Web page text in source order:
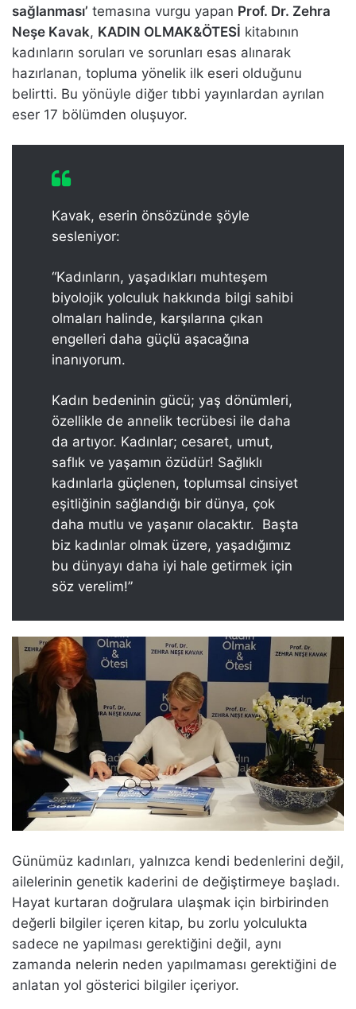
sağlanması’ temasına vurgu yapan Prof. Dr. Zehra
Neşe Kavak, KADIN OLMAK&ÖTESİ kitabının
kadınların soruları ve sorunları esas alınarak
hazırlanan, topluma yönelik ilk eseri olduğunu
belirtti. Bu yönüyle diğer tıbbi yayınlardan ayrılan
eser 17 bölümden oluşuyor.
Kavak, eserin önsözünde şöyle
sesleniyor:
“Kadınların, yaşadıkları muhteşem
biyolojik yolculuk hakkında bilgi sahibi
olmaları halinde, karşılarına çıkan
engelleri daha güçlü aşacağına
inanıyorum.
Kadın bedeninin gücü; yaş dönümleri,
özellikle de annelik tecrübesi ile daha
da artıyor. Kadınlar; cesaret, umut,
saflık ve yaşamın özüdür! Sağlıklı
kadınlarla güçlenen, toplumsal cinsiyet
eşitliğinin sağlandığı bir dünya, çok
daha mutlu ve yaşanır olacaktır. Başta
biz kadınlar olmak üzere, yaşadığımız
bu dünyayı daha iyi hale getirmek için
söz verelim!”
Günümüz kadınları, yalnızca kendi bedenlerini değil,
ailelerinin genetik kaderini de değiştirmeye başladı.
Hayat kurtaran doğrulara ulaşmak için birbirinden
değerli bilgiler içeren kitap, bu zorlu yolculukta
sadece ne yapılması gerektiğini değil, aynı
zamanda nelerin neden yapılmaması gerektiğini de
anlatan yol gösterici bilgiler içeriyor.